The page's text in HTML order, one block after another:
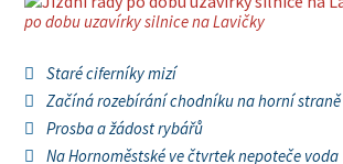
po dobu uzavírky silnice na Lavičky
Staré ciferníky mizí
Začíná rozebírání chodníku na horní straně
Prosba a žádost rybářů
Na Hornoměstské ve čtvrtek nepoteče voda